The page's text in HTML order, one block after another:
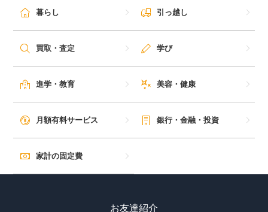
暮らし 引っ越し
買取・査定 学び
進学・教育 美容・健康
月額有料サービス 銀行・金融・投資
家計の固定費
お友達紹介